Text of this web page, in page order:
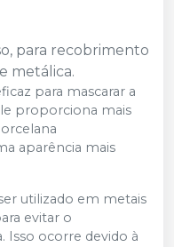
para recobrimento
metálica.
para mascarar a
proporciona mais
aparência mais
utilizado em metais
evitar o
Isso ocorre devido à